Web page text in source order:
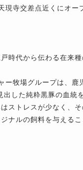
現寺交差点近くにオー
時代から伝わる在来
牧場グループは、鹿
した純粋黒豚の血統
ストレスが少なく、
ナルの飼料を与える